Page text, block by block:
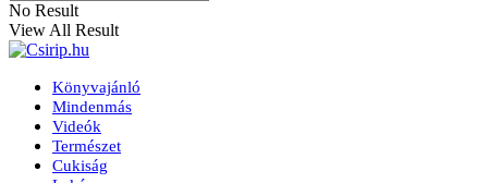
No Result
View All Result
Könyvajánló
Mindenmás
Videók
Természet
Cukiság